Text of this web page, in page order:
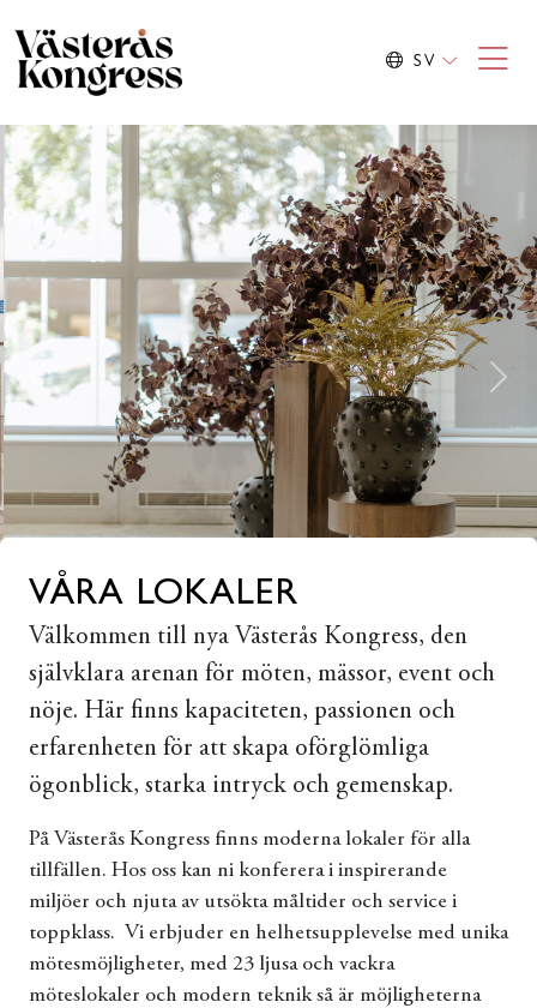
SV
Previous
VÅRA LOKALER
Välkommen till nya Västerås Kongress, den
självklara arenan för möten, mässor, event och
nöje. Här finns kapaciteten, passionen och
erfarenheten för att skapa oförglömliga
ögonblick, starka intryck och gemenskap.
På Västerås Kongress finns moderna lokaler för alla
tillfällen. Hos oss kan ni konferera i inspirerande
miljöer och njuta av utsökta måltider och service i
toppklass. Vi erbjuder en helhetsupplevelse med unika
mötesmöjligheter, med 23 ljusa och vackra
möteslokaler och modern teknik så är möjligheterna